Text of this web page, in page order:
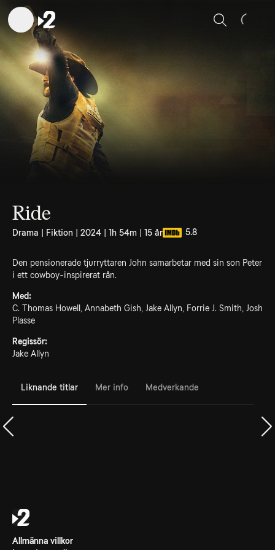
Sök
Ride
Drama | Fiktion | 2024 | 1h 54m | 15 år 5.8
Den pensionerade tjurryttaren John samarbetar med sin son Peter
i ett cowboy-inspirerat rån.
Med:
C. Thomas Howell, Annabeth Gish, Jake Allyn, Forrie J. Smith, Josh
Plasse
Regissör:
Jake Allyn
Liknande titlar Mer info Medverkande
Allmänna villkor